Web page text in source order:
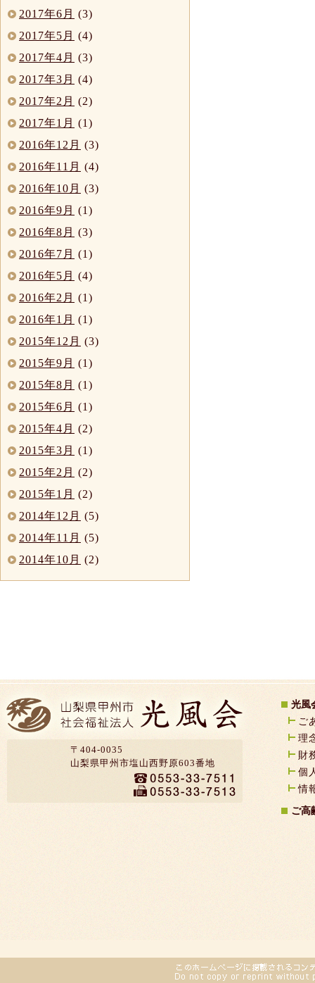
2017年6月 (3)
2017年5月 (4)
2017年4月 (3)
2017年3月 (4)
2017年2月 (2)
2017年1月 (1)
2016年12月 (3)
2016年11月 (4)
2016年10月 (3)
2016年9月 (1)
2016年8月 (3)
2016年7月 (1)
2016年5月 (4)
2016年2月 (1)
2016年1月 (1)
2015年12月 (3)
2015年9月 (1)
2015年8月 (1)
2015年6月 (1)
2015年4月 (2)
2015年3月 (1)
2015年2月 (2)
2015年1月 (2)
2014年12月 (5)
2014年11月 (5)
2014年10月 (2)
〒404-0035
山梨県甲州市塩山西野原603番地
光風
ご
理
財
個
情
ご高